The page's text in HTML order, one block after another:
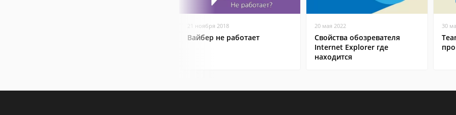
21 ноября 2018
Вайбер не работает
20 мая 2022
Свойства обозревателя
Internet Explorer где
находится
30